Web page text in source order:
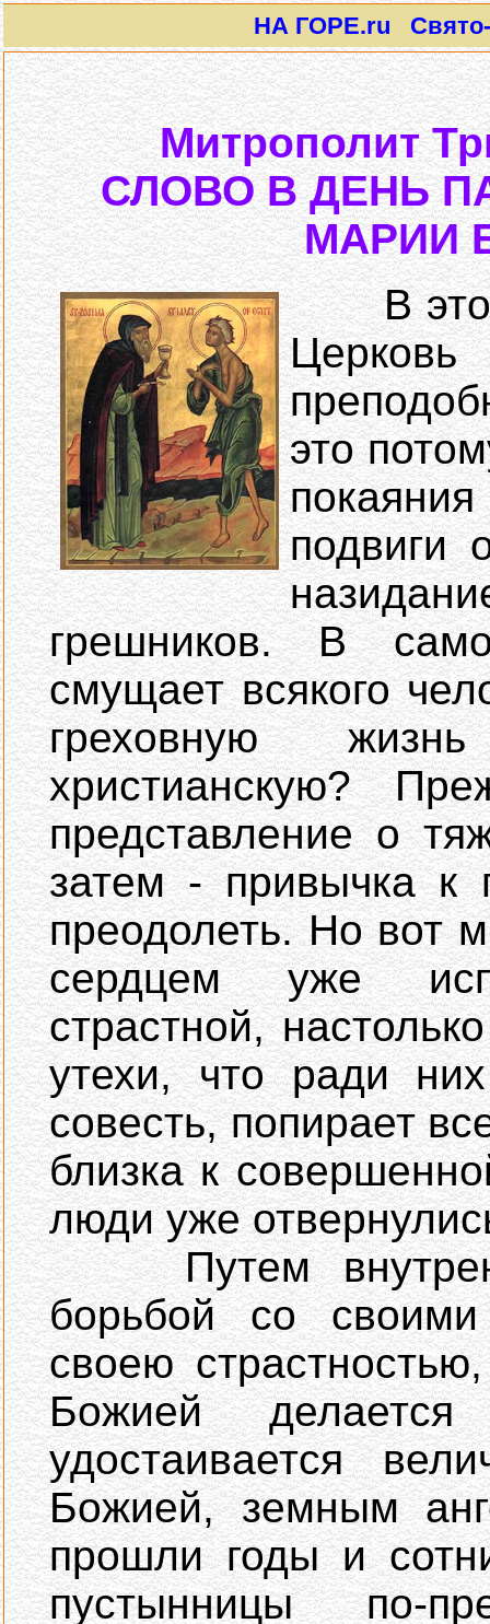
НА ГОРЕ.ru Свято-
Митрополит
СЛОВО В ДЕНЬ
МАРИИ
В этот
это
подвиги
грешников. В
смущает всякого
греховную
христианскую?
представление о
затем - привычка к
преодолеть. Но вот
сердцем уже
страстной,
утехи, что ради
совесть, попирает
близка к
люди уже
Путем
борьбой со
своею
Божией делается
удостаивается
Божией, земным
прошли годы и
пустынницы по-